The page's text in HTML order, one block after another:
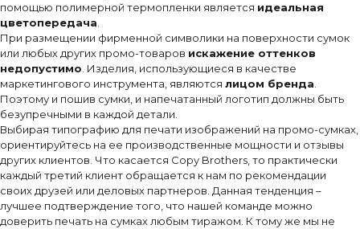
помощью полимерной термопленки является идеальная
цветопередача
При размещении фирменной символики на поверхности сумок
или любых других промо-товаров искажение оттенков
недопустимо . Изделия, использующиеся в качестве
маркетингового инструмента, являются лицом бренда
Поэтому и пошив сумки, и напечатанный логотип должны быть
безупречными в каждой детали.
Выбирая типографию для печати изображений на промо-сумках,
ориентируйтесь на ее производственные мощности и отзывы
других клиентов. Что касается Copy Brothers, то практически
каждый третий клиент обращается к нам по рекомендации
своих друзей или деловых партнеров. Данная тенденция –
лучшее подтверждение того, что нашей команде можно
доверить печать на сумках любым тиражом. К тому же мы не